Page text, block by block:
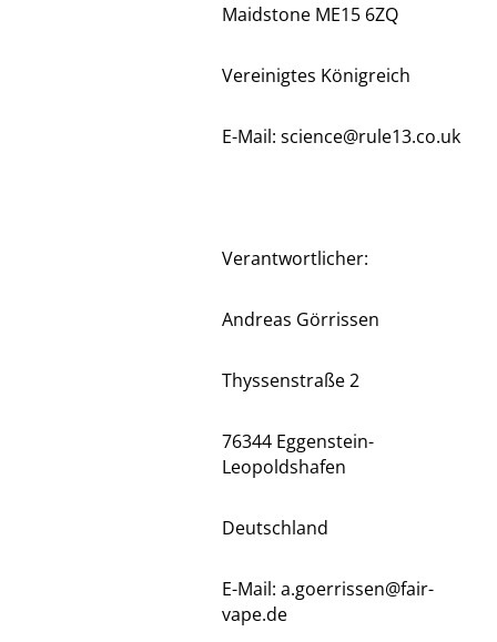
Maidstone ME15 6ZQ
Vereinigtes Königreich
E-Mail: science@rule13.co.uk
Verantwortlicher:
Andreas Görrissen
Thyssenstraße 2
76344 Eggenstein-
Leopoldshafen
Deutschland
E-Mail: a.goerrissen@fair-
vape.de